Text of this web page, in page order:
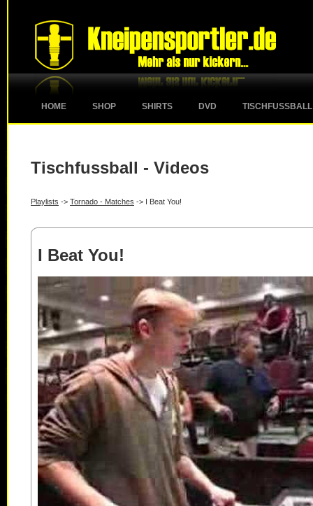
HOME SHOP SHIRTS DVD TISCHFUSSBALL
Tischfussball - Videos
Playlists -> Tornado - Matches -> I Beat You!
I Beat You!